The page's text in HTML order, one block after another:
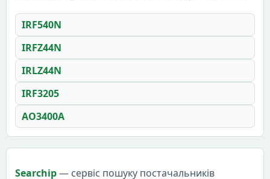
IRF540N
IRFZ44N
IRLZ44N
IRF3205
AO3400A
Searchip— сервіс пошуку постачальників